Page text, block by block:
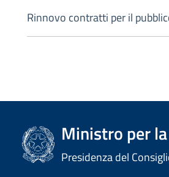
Rinnovo contratti per il
Ministro per
Presidenza del